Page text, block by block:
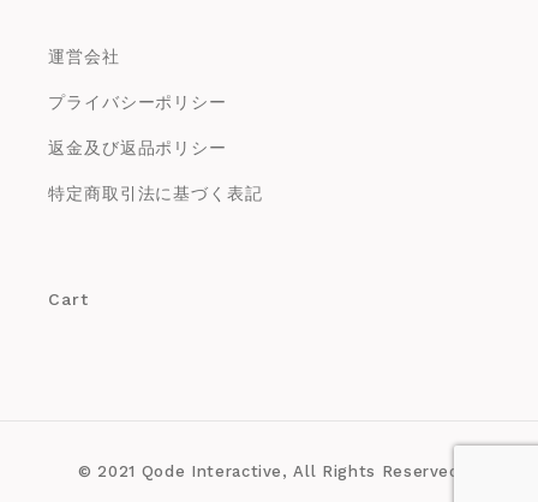
運営会社
プライバシーポリシー
返金及び返品ポリシー
特定商取引法に基づく表記
Cart
© 2021 Qode Interactive , All Rights Reserved